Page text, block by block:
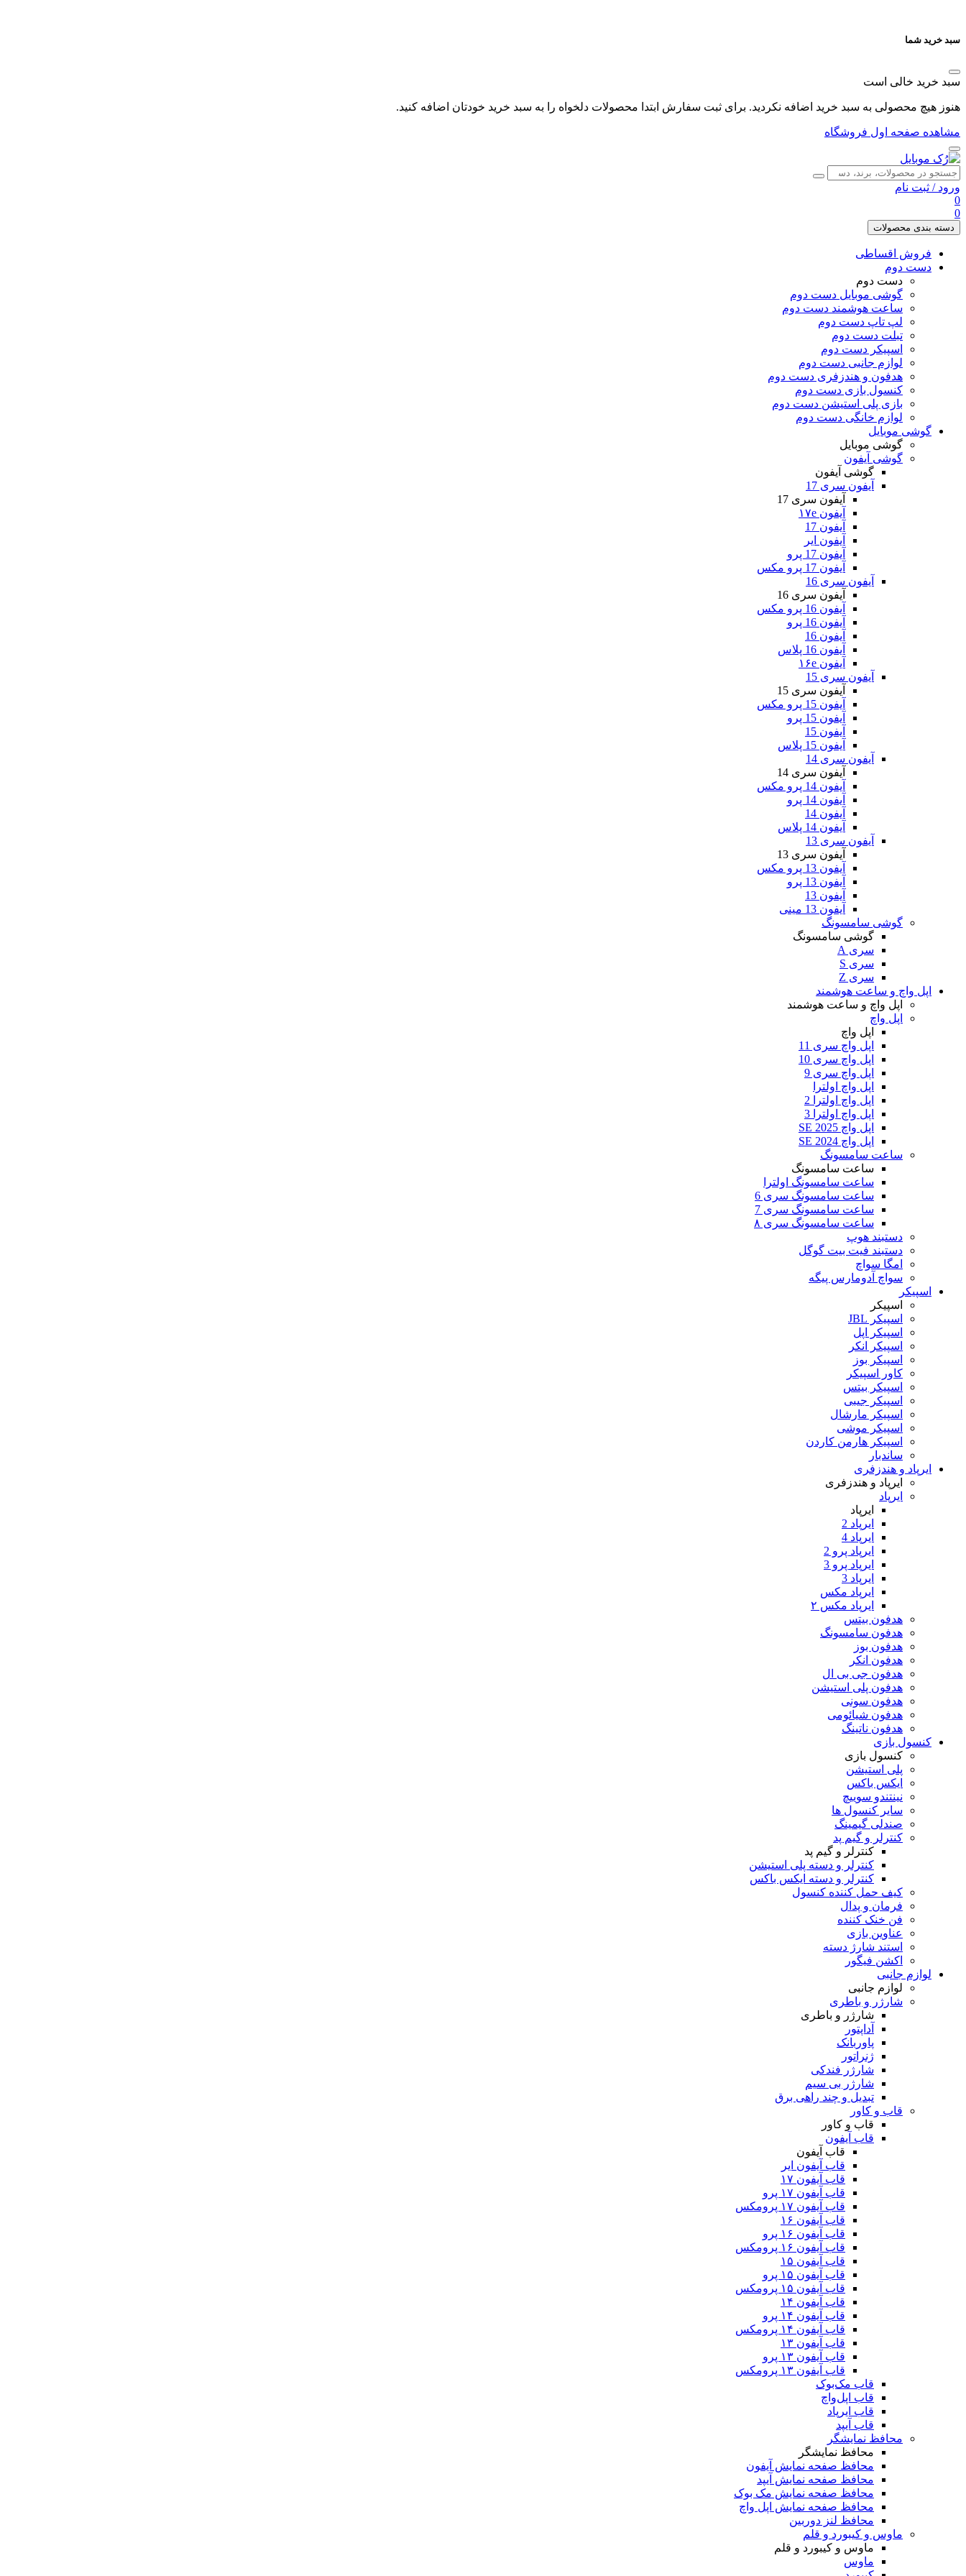
سبد خرید شما
سبد خرید خالی است
هنوز هیچ محصولی به سبد خرید اضافه نکردید. برای ثبت سفارش ابتدا محصولات دلخواه را به سبد خرید خودتان اضافه کنید.
مشاهده صفحه اول فروشگاه
ورود / ثبت نام
0
0
دسته بندی محصولات
فروش اقساطی
دست دوم
دست دوم
گوشی موبایل دست دوم
ساعت هوشمند دست دوم
لپ تاپ دست دوم
تبلت دست دوم
اسپیکر دست دوم
لوازم جانبی دست دوم
هدفون و هندزفری دست دوم
کنسول بازی دست دوم
بازی پلی استیشن دست دوم
لوازم خانگی دست دوم
گوشی موبایل
گوشی موبایل
گوشی آیفون
گوشی آیفون
آیفون سری 17
آیفون سری 17
آیفون ۱۷e
آیفون 17
آیفون ایر
آیفون 17 پرو
آیفون 17 پرو مکس
آیفون سری 16
آیفون سری 16
آیفون 16 پرو مکس
آیفون 16 پرو
آیفون 16
آیفون 16 پلاس
آیفون ۱۶e
آیفون سری 15
آیفون سری 15
آیفون 15 پرو مکس
آیفون 15 پرو
آیفون 15
آیفون 15 پلاس
آیفون سری 14
آیفون سری 14
آیفون 14 پرو مکس
آیفون 14 پرو
آیفون 14
آیفون 14 پلاس
آیفون سری 13
آیفون سری 13
آیفون 13 پرو مکس
آیفون 13 پرو
آیفون 13
آیفون 13 مینی
گوشی سامسونگ
گوشی سامسونگ
سری A
سری S
سری Z
اپل واچ و ساعت هوشمند
اپل واچ و ساعت هوشمند
اپل واچ
اپل واچ
اپل واچ سری 11
اپل واچ سری 10
اپل واچ سری 9
اپل واچ اولترا
اپل واچ اولترا 2
اپل واچ اولترا 3
اپل واچ SE 2025
اپل واچ SE 2024
ساعت سامسونگ
ساعت سامسونگ
ساعت سامسونگ اولترا
ساعت سامسونگ سری 6
ساعت سامسونگ سری 7
ساعت سامسونگ سری ۸
دستبند هوپ
دستبند فیت بیت گوگل
امگا سواچ
سواچ آدومارس پیگه
اسپیکر
اسپیکر
اسپیکر JBL
اسپیکر اپل
اسپیکر انکر
اسپیکر بوز
کاور اسپیکر
اسپیکر بیتس
اسپیکر جیبی
اسپیکر مارشال
اسپیکر موشی
اسپیکر هارمن کاردن
ساندبار
ایرپاد و هندزفری
ایرپاد و هندزفری
ایرپاد
ایرپاد
ایرپاد 2
ایرپاد 4
ایرپاد پرو 2
ایرپاد پرو 3
ایرپاد 3
ایرپاد مکس
ایرپاد مکس ۲
هدفون بیتس
هدفون سامسونگ
هدفون بوز
هدفون انکر
هدفون جی بی ال
هدفون پلی استیشن
هدفون سونی
هدفون شیائومی
هدفون ناتینگ
کنسول بازی
کنسول بازی
پلی استیشن
ایکس باکس
نینتندو سوییچ
سایر کنسول ها
صندلی گیمینگ
کنترلر و گیم پد
کنترلر و گیم پد
کنترلر و دسته پلی استیشن
کنترلر و دسته ایکس باکس
کیف حمل کننده کنسول
فرمان و پدال
فن خنک کننده
عناوین بازی
استند شارژ دسته
اکشن فیگور
لوازم جانبی
لوازم جانبی
شارژر و باطری
شارژر و باطری
آداپتور
پاوربانک
ژنراتور
شارژر فندکی
شارژر بی سیم
تبدیل و چند راهی برق
قاب و کاور
قاب و کاور
قاب آیفون
قاب آیفون
قاب آیفون ایر
قاب آیفون ۱۷
قاب آیفون ۱۷ پرو
قاب آیفون ۱۷ پرومکس
قاب آیفون ۱۶
قاب آیفون ۱۶ پرو
قاب آیفون ۱۶ پرومکس
قاب آیفون ۱۵
قاب آیفون ۱۵ پرو
قاب آیفون ۱۵ پرومکس
قاب آیفون ۱۴
قاب آیفون ۱۴ پرو
قاب آیفون ۱۴ پرومکس
قاب آیفون ۱۳
قاب آیفون ۱۳ پرو
قاب آیفون ۱۳ پرومکس
قاب مک‌بوک
قاب اپل‌واچ
قاب ایرپاد
قاب آیپد
محافظ نمایشگر
محافظ نمایشگر
محافظ صفحه نمایش آیفون
محافظ صفحه نمایش آیپد
محافظ صفحه نمایش مک بوک
محافظ صفحه نمایش اپل واچ
محافظ لنز دوربین
ماوس و کیبورد و قلم
ماوس و کیبورد و قلم
ماوس